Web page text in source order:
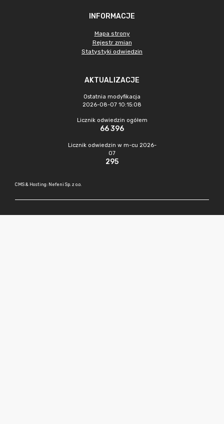
INFORMACJE
Mapa strony
Rejestr zmian
Statystyki odwiedzin
AKTUALIZACJE
Ostatnia modyfikacja
2026-08-07 10:15:08
Licznik odwiedzin ogółem
66 396
Licznik odwiedzin w m-cu 2026-
07
295
CMS & Hosting: Nefeni Sp. z o.o.